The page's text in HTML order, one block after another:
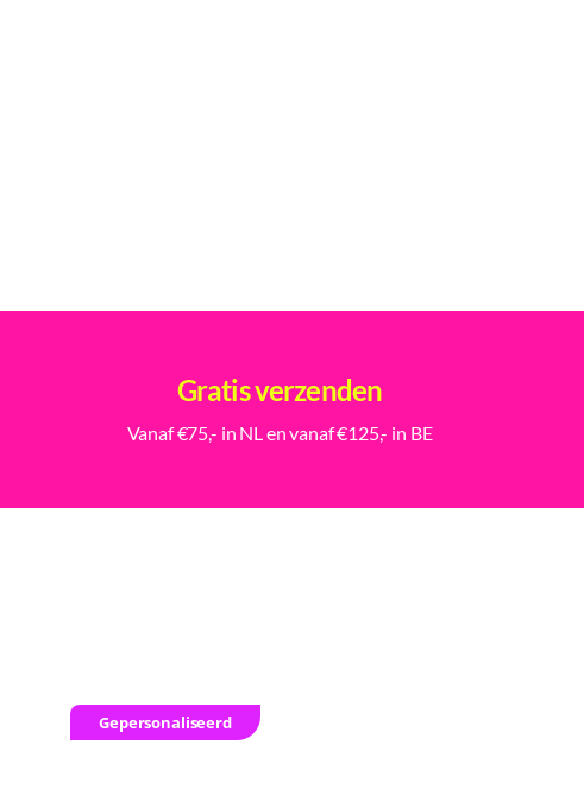
Gratis verzenden
Vanaf €75,- in NL en vanaf €125,- in BE
Gepersonaliseerd